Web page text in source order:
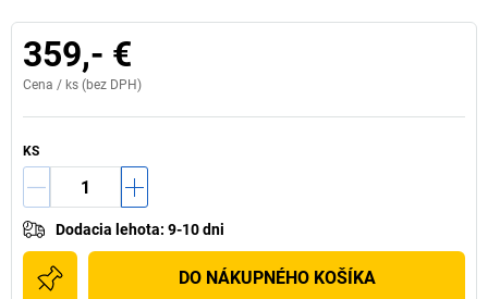
359,- €
Cena / ks (bez DPH)
KS
Dodacia lehota: 9-10 dni
DO NÁKUPNÉHO KOŠÍKA